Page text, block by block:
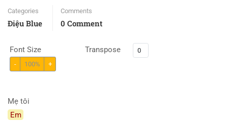
Categories
Điệu Blue
Comments
0 Comment
Font Size
- 100% +
Transpose
Mẹ tôi
Em